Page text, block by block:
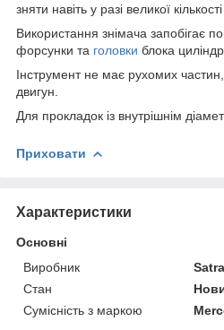
зняти навіть у разі великої
Використання знімача запобігає
форсунки та головки блока
Інструмент не має рухомих
двигун.
Для прокладок із внутрішнім
Приховати
Характеристики
Основні
Виробник
Satra
Стан
Сумісність з маркою